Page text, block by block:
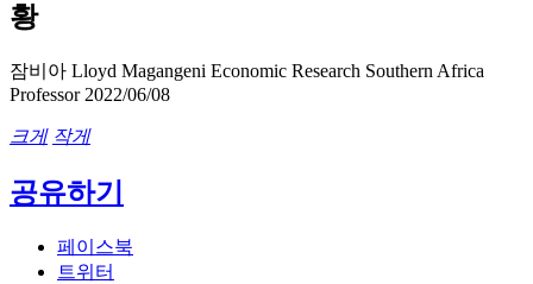
황
잠비아 Lloyd Magangeni Economic Research Southern Africa
Professor 2022/06/08
크게 작게
공유하기
페이스북
트위터